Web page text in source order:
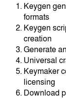
Keygen
formats
Keygen
creation
Generate
Universal
Keymaker
licensing
Download